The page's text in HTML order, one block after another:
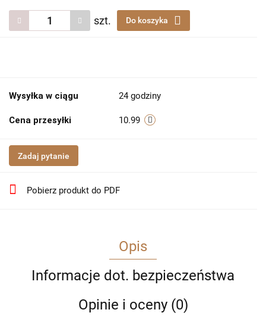
szt. Do koszyka
Wysyłka w ciągu 24 godziny
Cena przesyłki 10.99
Zadaj pytanie
Pobierz produkt do PDF
Opis
Informacje dot. bezpieczeństwa
Opinie i oceny (0)